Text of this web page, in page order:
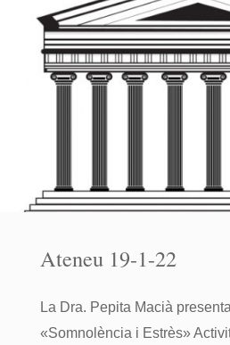
22"
Ateneu 19-1-22
La Dra. Pepita Macià
«Somnolència i Estrès»